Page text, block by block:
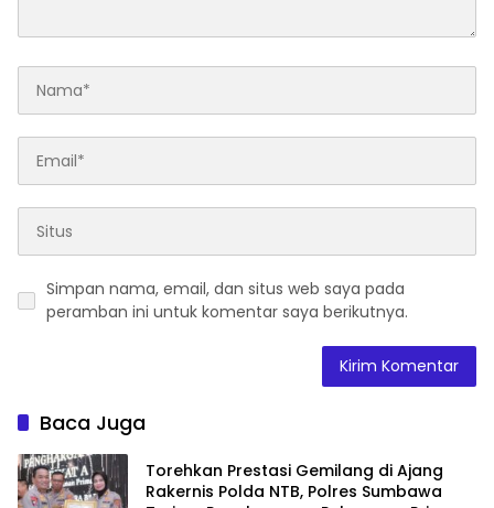
Simpan nama, email, dan situs web saya pada
peramban ini untuk komentar saya berikutnya.
Baca Juga
Torehkan Prestasi Gemilang di Ajang
Rakernis Polda NTB, Polres Sumbawa